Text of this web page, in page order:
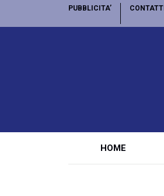
CONTATTI
PUBBLICITA’
HOME